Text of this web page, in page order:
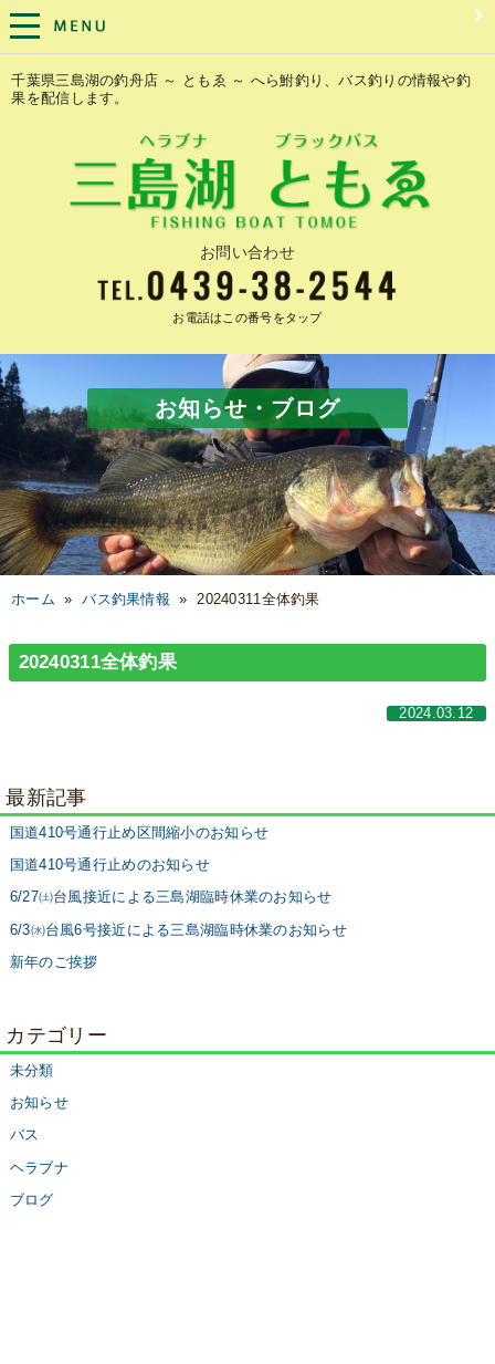
千葉県三島湖の釣舟店 ～ ともゑ ～ へら鮒釣り、バス釣りの情報や釣
果を配信します。
お問い合わせ
お電話はこの番号をタップ
お知らせ・ブログ
ホーム »バス釣果情報 »20240311全体釣果
20240311全体釣果
2024.03.12
最新記事
国道410号通行止め区間縮小のお知らせ
国道410号通行止めのお知らせ
6/27㈯台風接近による三島湖臨時休業のお知らせ
6/3㈬台風6号接近による三島湖臨時休業のお知らせ
新年のご挨拶
カテゴリー
未分類
お知らせ
バス
ヘラブナ
ブログ